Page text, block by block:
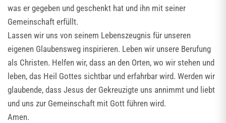
was er gegeben und geschenkt hat und ihn mit seiner
Gemeinschaft erfüllt.
Lassen wir uns von seinem Lebenszeugnis für unseren
eigenen Glaubensweg inspirieren. Leben wir unsere Berufung
als Christen. Helfen wir, dass an den Orten, wo wir stehen und
leben, das Heil Gottes sichtbar und erfahrbar wird. Werden wir
glaubende, dass Jesus der Gekreuzigte uns annimmt und liebt
und uns zur Gemeinschaft mit Gott führen wird.
Amen.